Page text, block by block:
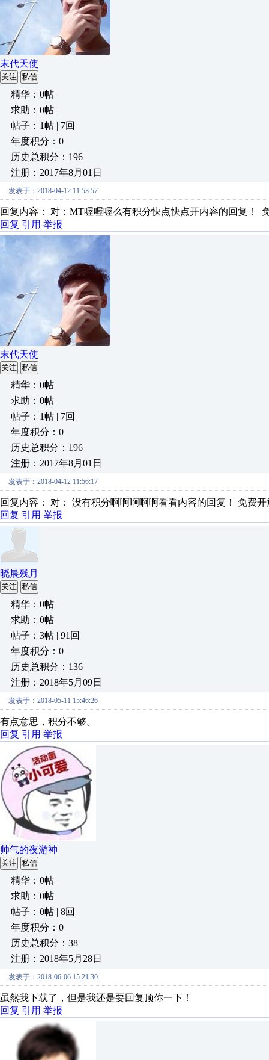
末代天使
关注 私信
精华：0帖
求助：0帖
帖子：1帖 | 7回
年度积分：0
历史总积分：196
注册：2017年8月01日
发表于：2018-04-12 11:53:57
回复内容： 对：MT喔喔喔么有积分快点快点开内容的回复！
回复 引用 举报
末代天使
关注 私信
精华：0帖
求助：0帖
帖子：1帖 | 7回
年度积分：0
历史总积分：196
注册：2017年8月01日
发表于：2018-04-12 11:56:17
回复内容： 对： 没有积分啊啊啊啊啊看看内容的回复！ 免费开
回复 引用 举报
晓晨残月
关注 私信
精华：0帖
求助：0帖
帖子：3帖 | 91回
年度积分：0
历史总积分：136
注册：2018年5月09日
发表于：2018-05-11 15:46:26
有点意思，积分不够。
回复 引用 举报
帅气的夜游神
关注 私信
精华：0帖
求助：0帖
帖子：0帖 | 8回
年度积分：0
历史总积分：38
注册：2018年5月28日
发表于：2018-06-06 15:21:30
虽然我下载了，但是我还是要回复顶你一下！
回复 引用 举报